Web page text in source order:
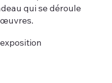
qui se déroule